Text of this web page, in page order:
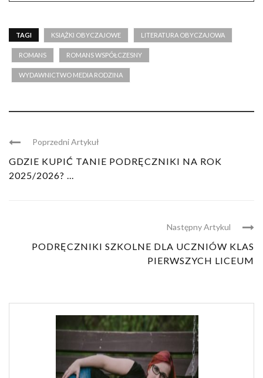
TAGI KSIĄŻKI OBYCZAJOWE LITERATURA OBYCZAJOWA
ROMANS ROMANS WSPÓŁCZESNY
WYDAWNICTWO MEDIA RODZINA
Poprzedni Artykuł
GDZIE KUPIĆ TANIE PODRĘCZNIKI NA ROK
2025/2026? ...
Następny Artykul
PODRĘCZNIKI SZKOLNE DLA UCZNIÓW KLAS
PIERWSZYCH LICEUM